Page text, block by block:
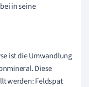
in seine
ist die Umwandlung
Diese
werden: Feldspat